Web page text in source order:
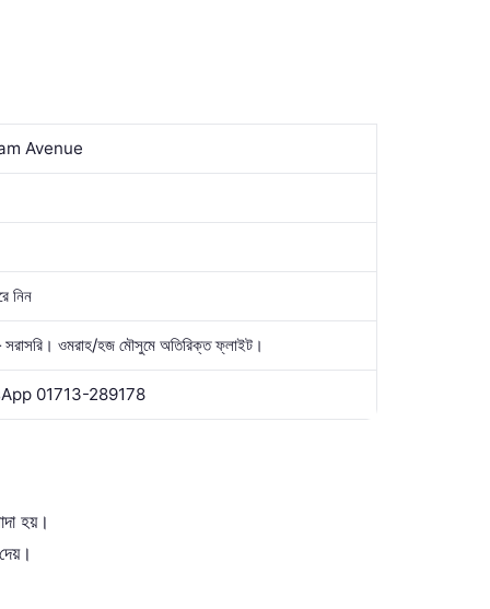
Avenue
নিন
ওমরাহ/হজ মৌসুমে অতিরিক্ত ফ্লাইট।
01713-289178
হয়।